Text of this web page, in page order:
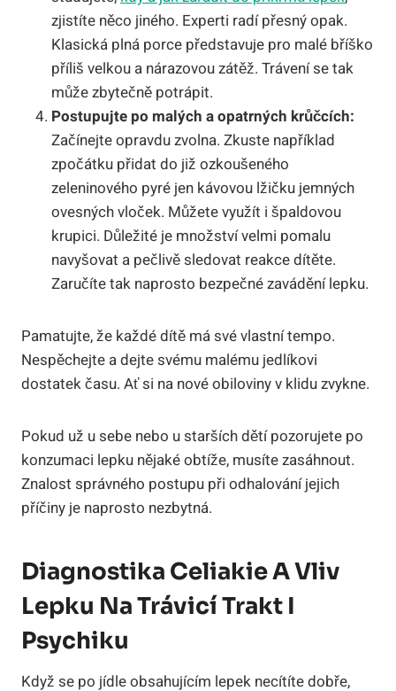
zjistíte něco jiného. Experti radí přesný opak.
Klasická plná porce představuje pro malé bříško
příliš velkou a nárazovou zátěž. Trávení se tak
může zbytečně potrápit.
Postupujte po malých a opatrných krůčcích:
Začínejte opravdu zvolna. Zkuste například
zpočátku přidat do již ozkoušeného
zeleninového pyré jen kávovou lžičku jemných
ovesných vloček. Můžete využít i špaldovou
krupici. Důležité je množství velmi pomalu
navyšovat a pečlivě sledovat reakce dítěte.
Zaručíte tak naprosto bezpečné zavádění lepku.
Pamatujte, že každé dítě má své vlastní tempo.
Nespěchejte a dejte svému malému jedlíkovi
dostatek času. Ať si na nové obiloviny v klidu zvykne.
Pokud už u sebe nebo u starších dětí pozorujete po
konzumaci lepku nějaké obtíže, musíte zasáhnout.
Znalost správného postupu při odhalování jejich
příčiny je naprosto nezbytná.
Diagnostika Celiakie A Vliv
Lepku Na Trávicí Trakt I
Psychiku
Když se po jídle obsahujícím lepek necítíte dobře,